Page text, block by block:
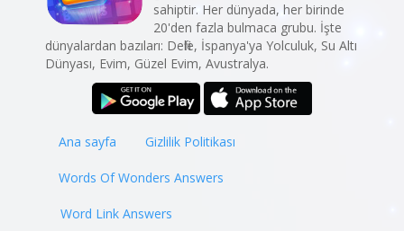
sahiptir. Her dünyada, her birinde
20'den fazla bulmaca grubu. İşte
dünyalardan bazıları: Defile, İspanya'ya Yolculuk, Su Altı
Dünyası, Evim, Güzel Evim, Avustralya.
Ana sayfa Gizlilik Politikası
Words Of Wonders Answers
Word Link Answers